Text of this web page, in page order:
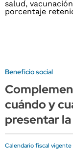
Beneficio social
cuándo y
presentar
Calendario fiscal vigente